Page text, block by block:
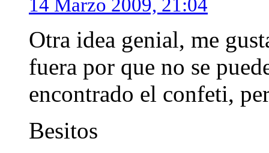
14 Marzo 2009, 21:04
Otra idea genial, me
fuera por que no se
encontrado el confeti,
Besitos